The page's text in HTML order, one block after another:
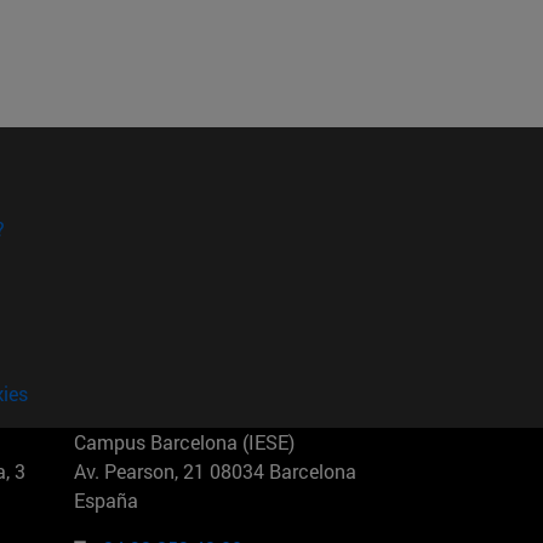
3
Campus Barcelona (IESE)
Av. Pearson, 21 08034 Barcelona
España